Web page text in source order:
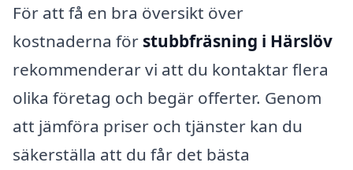
För att få en bra översikt över
kostnaderna för stubbfräsning i Härslöv
rekommenderar vi att du kontaktar flera
olika företag och begär offerter. Genom
att jämföra priser och tjänster kan du
säkerställa att du får det bästa